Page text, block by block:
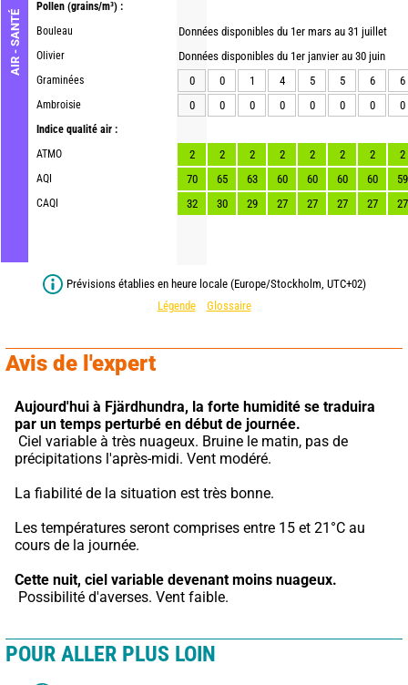
AIR - SANTÉ
Pollen (grains/m³) :
Bouleau
Olivier
Graminées
Ambroisie
Indice qualité air :
ATMO
AQI
CAQI
Données disponibles du 1er mars au 31 juillet
Données disponibles du 1er janvier au 30 juin
0
0 1 4 5 5 6
6
0
0 0 0 0 0 0 0
2 2 2 2 2 2 2
2
70
65 63 60 60 60 60
59
32
30 29 27 27 27 27 27
Prévisions établies en heure locale (Europe/Stockholm, UTC+02)
Légende
Glossaire
Avis de l'expert
Aujourd'hui à Fjärdhundra, la forte humidité se traduira
par un temps perturbé en début de journée.
précipitations l'après-midi. Vent modéré.
La fiabilité de la situation est très bonne.
Les températures seront comprises entre 15 et 21°C au
cours de la journée.
Cette nuit, ciel variable devenant moins nuageux.
Possibilité d'averses. Vent faible.
POUR ALLER PLUS LOIN